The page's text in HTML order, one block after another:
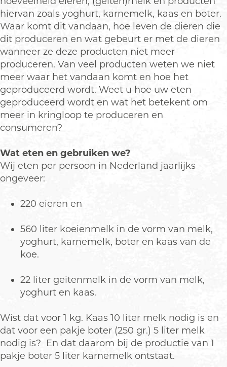
hiervan zoals yoghurt, karnemelk, kaas en boter.
Waar komt dit vandaan, hoe leven de dieren die
dit produceren en wat gebeurt er met de dieren
wanneer ze deze producten niet meer
produceren. Van veel producten weten we niet
meer waar het vandaan komt en hoe het
geproduceerd wordt. Weet u hoe uw eten
geproduceerd wordt en wat het betekent om
meer in kringloop te produceren en
consumeren?
Wat eten en gebruiken we?
Wij eten per persoon in Nederland jaarlijks
ongeveer:
220 eieren en
560 liter koeienmelk in de vorm van melk,
yoghurt, karnemelk, boter en kaas van de
koe.
22 liter geitenmelk in de vorm van melk,
yoghurt en kaas.
Wist dat voor 1 kg. Kaas 10 liter melk nodig is en
dat voor een pakje boter (250 gr.) 5 liter melk
nodig is? En dat daarom bij de productie van 1
pakje boter 5 liter karnemelk ontstaat.